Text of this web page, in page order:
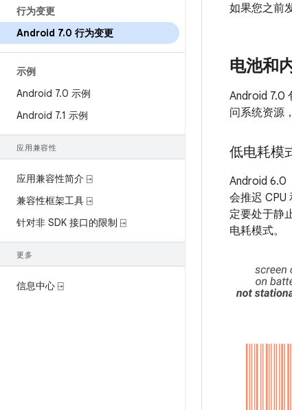
行为变更
Android 7.0 行为变更
示例
Android 7.0 示例
Android 7.1 示例
应用兼容性
应用兼容性简介 ⍈
兼容性框架工具 ⍈
针对非 SDK 接口的限制 ⍈
更多
信息中心 ⍈
如果您之前
电池和
Android 7.0
问系统资源
低电耗模
Android 6.0
会推迟 CPU
定要处于静
电耗模式。